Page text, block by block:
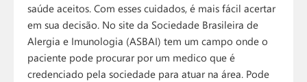
saúde aceitos. Com esses cuidados, é mais fácil acertar
em sua decisão. No site da Sociedade Brasileira de
Alergia e Imunologia (ASBAI) tem um campo onde o
paciente pode procurar por um medico que é
credenciado pela sociedade para atuar na área. Pode